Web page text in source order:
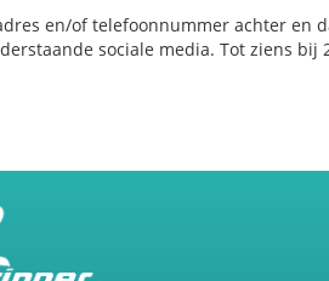
en/of telefoonnummer achter en
sociale media. Tot ziens bij